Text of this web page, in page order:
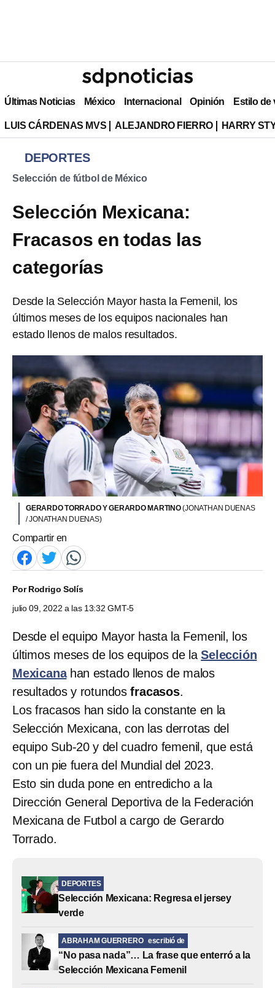
Últimas Noticias México Internacional Opinión Estilo de
LUIS CÁRDENAS MVS ALEJANDRO FIERRO HARRY
DEPORTES
Selección de fútbol de México
Selección Mexicana:
Fracasos en todas las
categorías
Desde la Selección Mayor hasta la Femenil, los
últimos meses de los equipos nacionales han
estado llenos de malos resultados.
GERARDO TORRADO Y GERARDO MARTINO(JONATHAN DUENAS
/ JONATHAN DUENAS)
Compartir en
PorRodrigo Solís
julio 09, 2022 a las 13:32 GMT-5
Desde el equipo Mayor hasta la Femenil, los
últimos meses de los equipos de laSelección
Mexicanahan estado llenos de malos
resultados y rotundosfracasos.
Los fracasos han sido la constante en la
Selección Mexicana, con las derrotas del
equipo Sub-20 y del cuadro femenil, que está
con un pie fuera del Mundial del 2023.
Esto sin duda pone en entredicho a la
Dirección General Deportiva de la Federación
Mexicana de Futbol a cargo de Gerardo
Torrado.
DEPORTES
Selección Mexicana: Regresa el jersey
verde
ABRAHAM GUERRERO escribió de
“No pasa nada”… La frase que enterró a la
Selección Mexicana Femenil